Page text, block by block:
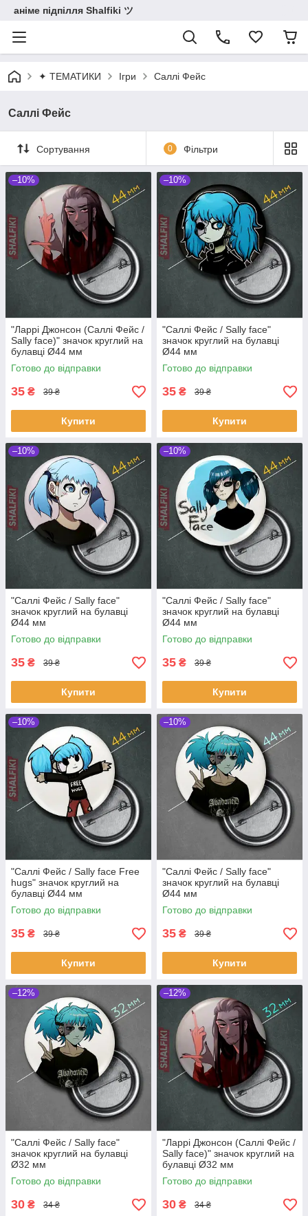
аніме підпілля Shalfiki ツ
✦ ТЕМАТИКИ Ігри Саллі Фейс
Саллі Фейс
Сортування 0 Фільтри
–10%
"Ларрі Джонсон (Саллі Фейс /
Sally face)" значок круглий на
булавці Ø44 мм
Готово до відправки
35 ₴ 39 ₴
Купити
–10%
"Саллі Фейс / Sally face"
значок круглий на булавці
Ø44 мм
Готово до відправки
35 ₴ 39 ₴
Купити
–10%
"Саллі Фейс / Sally face"
значок круглий на булавці
Ø44 мм
Готово до відправки
35 ₴ 39 ₴
Купити
–10%
"Саллі Фейс / Sally face"
значок круглий на булавці
Ø44 мм
Готово до відправки
35 ₴ 39 ₴
Купити
–10%
"Саллі Фейс / Sally face Free
hugs" значок круглий на
булавці Ø44 мм
Готово до відправки
35 ₴ 39 ₴
Купити
–10%
"Саллі Фейс / Sally face"
значок круглий на булавці
Ø44 мм
Готово до відправки
35 ₴ 39 ₴
Купити
–12%
"Саллі Фейс / Sally face"
значок круглий на булавці
Ø32 мм
Готово до відправки
30 ₴ 34 ₴
–12%
"Ларрі Джонсон (Саллі Фейс /
Sally face)" значок круглий на
булавці Ø32 мм
Готово до відправки
30 ₴ 34 ₴